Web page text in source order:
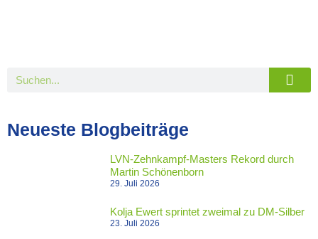
Neueste Blogbeiträge
LVN-Zehnkampf-Masters Rekord durch
Martin Schönenborn
29. Juli 2026
Kolja Ewert sprintet zweimal zu DM-Silber
23. Juli 2026